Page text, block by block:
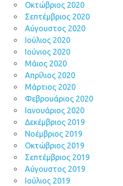
Οκτώβριος 2020
Σεπτέμβριος 2020
Αύγουστος 2020
Ιούλιος 2020
Ιούνιος 2020
Μάιος 2020
Απρίλιος 2020
Μάρτιος 2020
Φεβρουάριος 2020
Ιανουάριος 2020
Δεκέμβριος 2019
Νοέμβριος 2019
Οκτώβριος 2019
Σεπτέμβριος 2019
Αύγουστος 2019
Ιούλιος 2019